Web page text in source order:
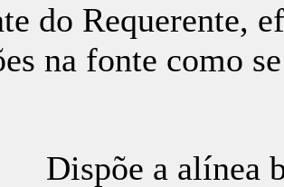
do Requerente,
na fonte como
a alínea b)